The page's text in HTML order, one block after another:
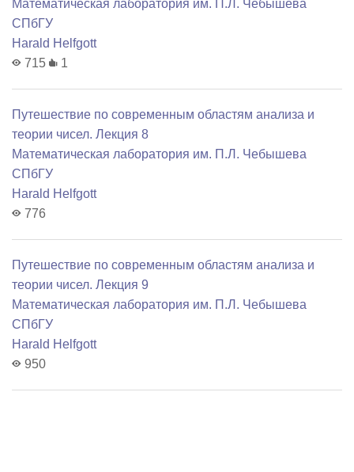
Математичеcкая лаборатория им. П.Л. Чебышева
СПбГУ
Harald Helfgott
715
1
Путешествие по современным областям анализа и
теории чисел. Лекция 8
Математичеcкая лаборатория им. П.Л. Чебышева
СПбГУ
Harald Helfgott
776
Путешествие по современным областям анализа и
теории чисел. Лекция 9
Математичеcкая лаборатория им. П.Л. Чебышева
СПбГУ
Harald Helfgott
950